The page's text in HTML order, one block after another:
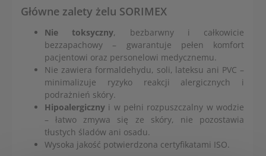
Główne zalety żelu SORIMEX
Nie toksyczny, bezbarwny i całkowicie
bezzapachowy – gwarantuje pełen komfort
pacjentowi oraz personelowi medycznemu.
Nie zawiera formaldehydu, soli, lateksu ani PVC –
minimalizuje ryzyko reakcji alergicznych i
podrażnień skóry.
Hipoalergiczny i w pełni rozpuszczalny w wodzie
– łatwo zmywa się ze skóry, nie pozostawia
tłustych śladów ani osadu.
Wysoka jakość potwierdzona certyfikatami ISO.